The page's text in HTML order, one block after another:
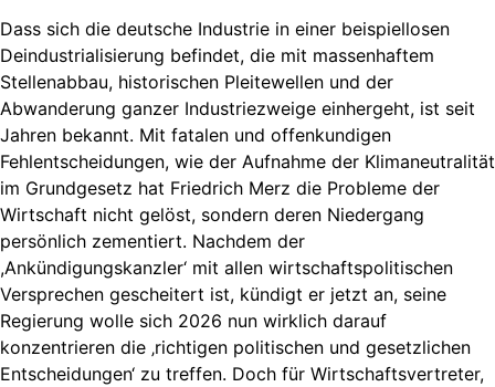
Dass sich die deutsche Industrie in einer beispiellosen
Deindustrialisierung befindet, die mit massenhaftem
Stellenabbau, historischen Pleitewellen und der
Abwanderung ganzer Industriezweige einhergeht, ist seit
Jahren bekannt. Mit fatalen und offenkundigen
Fehlentscheidungen, wie der Aufnahme der Klimaneutralität
im Grundgesetz hat Friedrich Merz die Probleme der
Wirtschaft nicht gelöst, sondern deren Niedergang
persönlich zementiert. Nachdem der
,Ankündigungskanzler‘ mit allen wirtschaftspolitischen
Versprechen gescheitert ist, kündigt er jetzt an, seine
Regierung wolle sich 2026 nun wirklich darauf
konzentrieren die ‚richtigen politischen und gesetzlichen
Entscheidungen‘ zu treffen. Doch für Wirtschaftsvertreter,